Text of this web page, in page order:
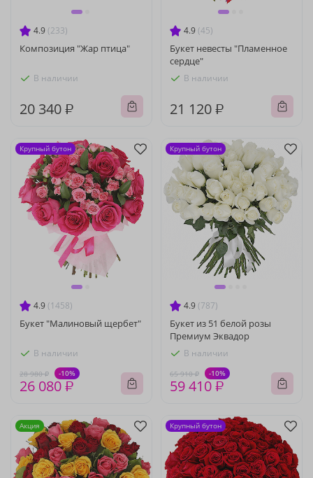
4.9 (233)
Композиция "Жар птица"
В наличии
20 340 ₽
4.9 (45)
Букет невесты "Пламенное
сердце"
В наличии
21 120 ₽
4.9 (1458)
Букет "Малиновый щербет"
В наличии
28 980 ₽ -10%
26 080 ₽
Крупный бутон
4.9 (787)
Букет из 51 белой розы
Премиум Эквадор
В наличии
65 910 ₽ -10%
59 410 ₽
Крупный бутон
Акция Крупный бутон